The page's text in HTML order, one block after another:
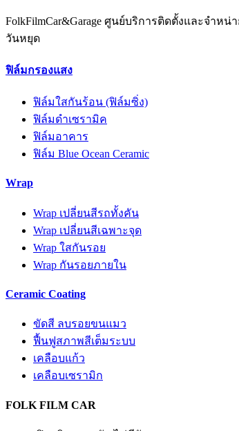
FolkFilmCar&Garage ศูนย์บริการติดตั้งและจำ
วันหยุด
ฟิล์มกรองแสง
ฟิล์มใสกันร้อน (ฟิล์มซิ่ง)
ฟิล์มดำเซรามิค
ฟิล์มอาคาร
ฟิล์ม Blue Ocean Ceramic
Wrap
Wrap เปลี่ยนสีรถทั้งคัน
Wrap เปลี่ยนสีเฉพาะจุด
Wrap ใสกันรอย
Wrap กันรอยภายใน
Ceramic Coating
ขัดสี ลบรอยขนแมว
ฟื้นฟูสภาพสีเต็มระบบ
เคลือบแก้ว
เคลือบเซรามิก
FOLK FILM CAR